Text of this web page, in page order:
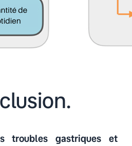
troubles gastriques et